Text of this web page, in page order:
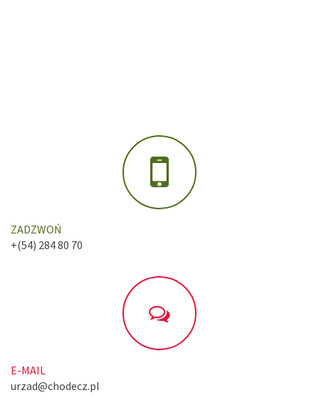
ZADZWOŃ
+(54) 284 80 70
E-MAIL
urzad@chodecz.pl